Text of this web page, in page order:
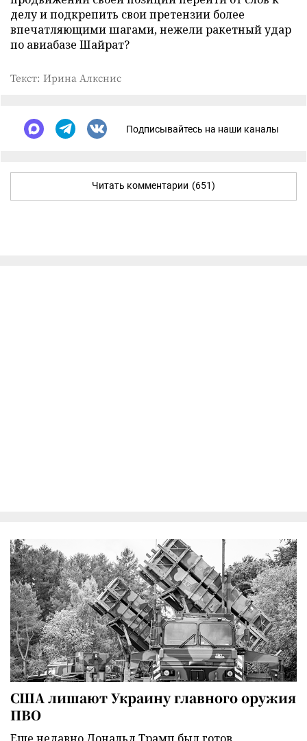
делу и подкрепить свои претензии более
впечатляющими шагами, нежели ракетный удар
по авиабазе Шайрат?
Текст: Ирина Алкснис
Подписывайтесь на наши каналы
Читать комментарии (651)
США лишают Украину главного оружия
ПВО
Еще недавно Дональд Трамп был готов